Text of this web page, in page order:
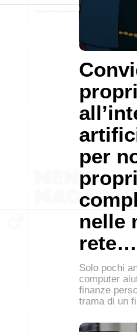
per
nelle
rete…
Solo pochi
computer
finanze
trama di un